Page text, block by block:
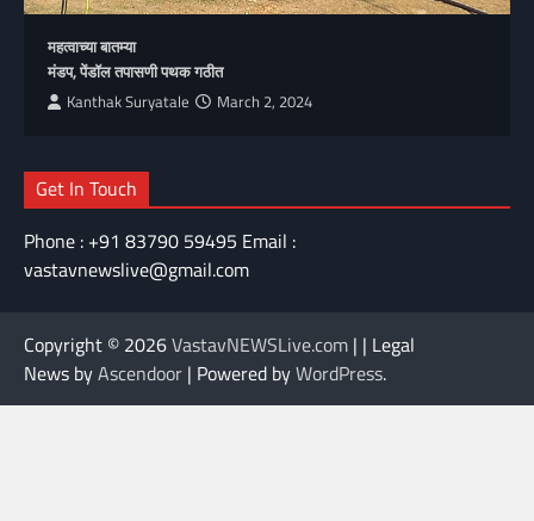
महत्वाच्या बातम्या
मंडप, पेंडॉल तपासणी पथक गठीत
Kanthak Suryatale March 2, 2024
Get In Touch
Phone : +91 83790 59495 Email :
vastavnewslive@gmail.com
Copyright © 2026VastavNEWSLive.com | | Legal
News byAscendoor | Powered byWordPress.